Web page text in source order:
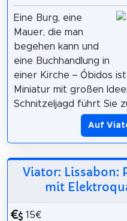
Eine Burg, eine
Mauer, die man
begehen kann und
eine Buchhandlung in
einer Kirche – Óbidos
Miniatur mit großen
Schnitzeljagd führt Sie
Auf
Viator: Lissabon:
mit
15€